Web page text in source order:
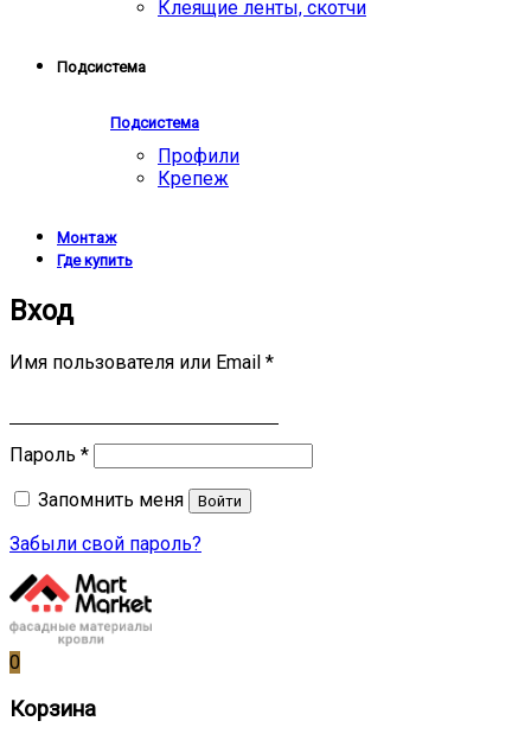
Клеящие ленты, скотчи
Подсистема
Подсистема
Профили
Крепеж
Монтаж
Где купить
Вход
Имя пользователя или Email *
Пароль *
Запомнить меня
Войти
Забыли свой пароль?
0
Корзина